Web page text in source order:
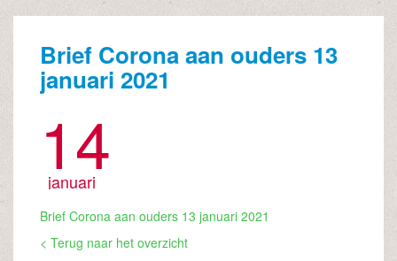
Brief Corona aan ouders 13
januari 2021
14
januari
Brief Corona aan ouders 13 januari 2021
< Terug naar het overzicht